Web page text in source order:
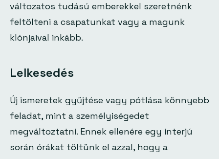
változatos tudású emberekkel szeretnénk
feltölteni a csapatunkat vagy a magunk
klónjaival inkább.
Lelkesedés
Új ismeretek gyűjtése vagy pótlása könnyebb
feladat, mint a személyiségedet
megváltoztatni. Ennek ellenére egy interjú
során órákat töltünk el azzal, hogy a